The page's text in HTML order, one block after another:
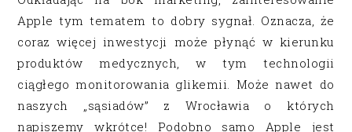
Apple tym tematem to dobry sygnał. Oznacza, że
coraz więcej inwestycji może płynąć w kierunku
produktów medycznych, w tym technologii
ciągłego monitorowania glikemii. Może nawet do
naszych „sąsiadów” z Wrocławia o których
napiszemy wkrótce! Podobno samo Apple jest